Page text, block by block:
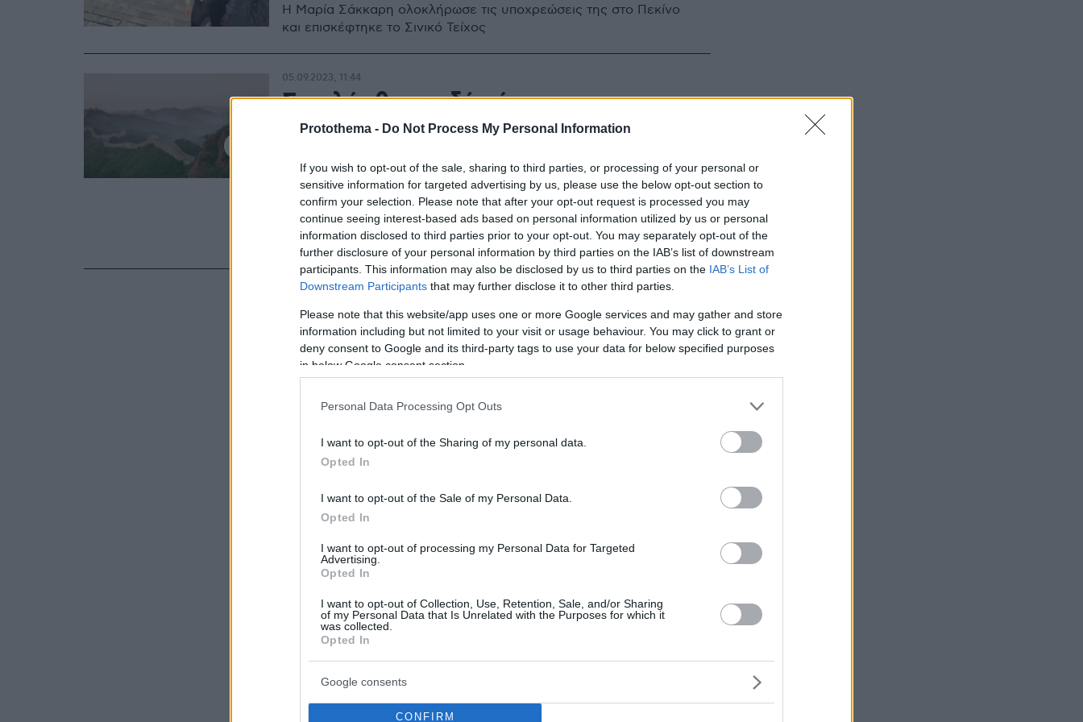
Protothema - Do Not Process My Personal Information
If you wish to opt-out of the sale, sharing to third parties, or processing of your personal or
sensitive information for targeted advertising by us, please use the below opt-out section to
confirm your selection. Please note that after your opt-out request is processed you may
continue seeing interest-based ads based on personal information utilized by us or personal
information disclosed to third parties prior to your opt-out. You may separately opt-out of the
further disclosure of your personal information by third parties on the IAB’s list of downstream
participants. This information may also be disclosed by us to third parties on the IAB’s List of
Downstream Participants that may further disclose it to other third parties.
Please note that this website/app uses one or more Google services and may gather and store
information including but not limited to your visit or usage behaviour. You may click to grant or
deny consent to Google and its third-party tags to use your data for below specified purposes
in below Google consent section.
Personal Data Processing Opt Outs
I want to opt-out of the Sharing of my personal data.
Opted In
I want to opt-out of the Sale of my Personal Data.
Opted In
I want to opt-out of processing my Personal Data for Targeted
Advertising.
Opted In
I want to opt-out of Collection, Use, Retention, Sale, and/or Sharing
of my Personal Data that Is Unrelated with the Purposes for which it
was collected.
Opted In
Google consents
CONFIRM
Η Μαρία Σάκκαρη ολοκλήρωσε τις υποχρεώσεις της στο Πεκίνο
και επισκέφτηκε το Σινικό Τείχος
Συνελήφθησαν δύο άτομα που
έσκαβαν… παράκαμψη μέσα στο Σινικό
Τείχος
Οι συλληφθέντες παραδέχθηκαν ότι χρησιμοποίησαν εκσκαφέα
για να ανοίξουν τρύπα σε τμήμα του Τείχους – Υποστήριξαν ότι η
διάνοιξη παράκαμψης είχε στόχο να μειώσει τον χρόνο
μετακίνησης των κατοίκων
05.09.2023, 11:44